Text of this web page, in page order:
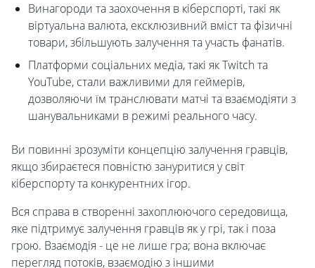
Винагороди та заохочення в кіберспорті, такі як
віртуальна валюта, ексклюзивний вміст та фізичні
товари, збільшують залучення та участь фанатів.
Платформи соціальних медіа, такі як Twitch та
YouTube, стали важливими для геймерів,
дозволяючи їм транслювати матчі та взаємодіяти з
шанувальниками в режимі реального часу.
Ви повинні зрозуміти концепцію залучення гравців,
якщо збираєтеся повністю зануритися у світ
кіберспорту та конкурентних ігор.
Вся справа в створенні захоплюючого середовища,
яке підтримує залучення гравців як у грі, так і поза
грою. Взаємодія - це не лише гра; вона включає
перегляд потоків, взаємодію з іншими